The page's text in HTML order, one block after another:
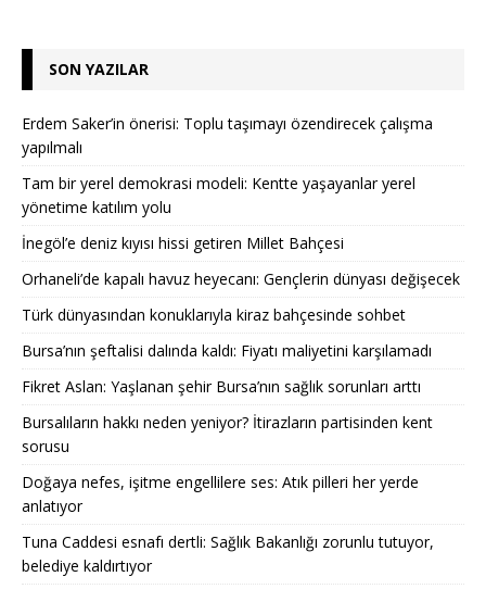
SON YAZILAR
Erdem Saker’in önerisi: Toplu taşımayı özendirecek çalışma
yapılmalı
Tam bir yerel demokrasi modeli: Kentte yaşayanlar yerel
yönetime katılım yolu
İnegöl’e deniz kıyısı hissi getiren Millet Bahçesi
Orhaneli’de kapalı havuz heyecanı: Gençlerin dünyası değişecek
Türk dünyasından konuklarıyla kiraz bahçesinde sohbet
Bursa’nın şeftalisi dalında kaldı: Fiyatı maliyetini karşılamadı
Fikret Aslan: Yaşlanan şehir Bursa’nın sağlık sorunları arttı
Bursalıların hakkı neden yeniyor? İtirazların partisinden kent
sorusu
Doğaya nefes, işitme engellilere ses: Atık pilleri her yerde
anlatıyor
Tuna Caddesi esnafı dertli: Sağlık Bakanlığı zorunlu tutuyor,
belediye kaldırtıyor